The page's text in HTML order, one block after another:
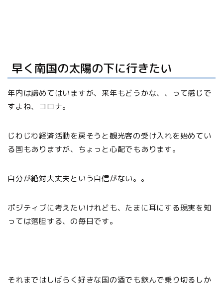
早く南国の太陽の下に行きたい
年内は諦めてはいますが、来年もどうかな、、って感じで
すよね、コロナ。
じわじわ経済活動を戻そうと観光客の受け入れを始めてい
る国もありますが、ちょっと心配でもあります。
自分が絶対大丈夫という自信がない。。
ポジティブに考えたいけれども、たまに耳にする現実を知
っては落胆する、の毎日です。
それまではしばらく好きな国の酒でも飲んで乗り切るしか